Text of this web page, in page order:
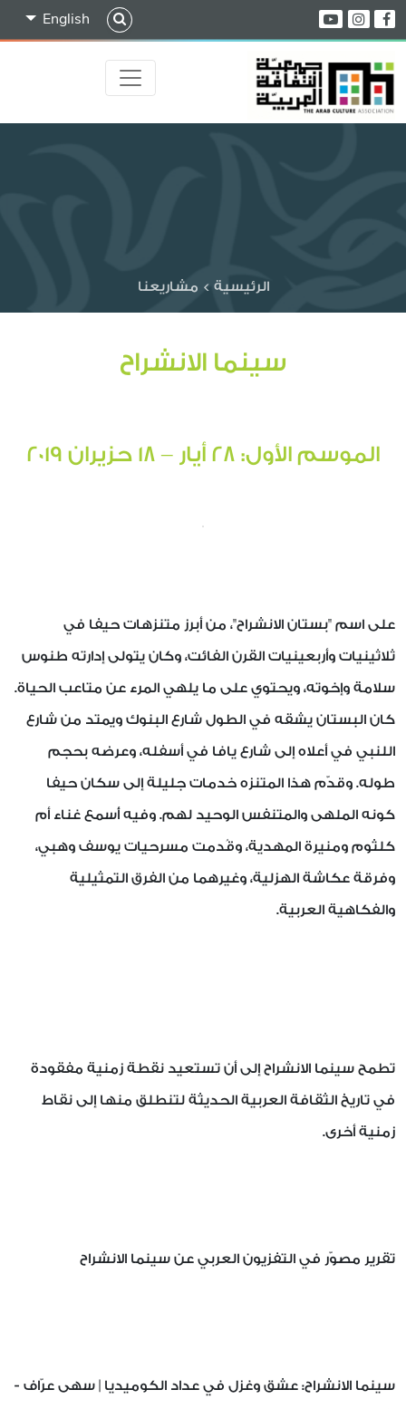
English
الرئيسية > مشاريعنا
سينما الانشراح
الموسم الأول: ٢٨ أيار – ١٨ حزيران ٢٠١٩
على اسم "بستان الانشراح"، من أبرز متنزهات حيفا في
ثلاثينيات وأربعينيات القرن الفائت، وكان يتولى إدارته طنوس
سلامة وإخوته، ويحتوي على ما يلهي المرء عن متاعب الحياة.
كان البستان يشقه في الطول شارع البنوك ويمتد من شارع
اللنبي في أعلاه إلى شارع يافا في أسفله، وعرضه بحجم
طوله. وقدّم هذا المتنزه خدمات جليلة إلى سكان حيفا
كونه الملهى والمتنفس الوحيد لهم. وفيه أُسمع غناء أم
كلثوم ومنيرة المهدية، وقُدمت مسرحيات يوسف وهبي،
وفرقة عكاشة الهزلية، وغيرهما من الفرق التمثيلية
والفكاهية العربية.
تطمح سينما الانشراح إلى أن تستعيد نقطة زمنية مفقودة
في تاريخ الثقافة العربية الحديثة لتنطلق منها إلى نقاط
زمنية أخرى.
تقرير مصوّر في التفزيون العربي عن سينما الانشراح
سينما الانشراح: عشق وغزل في عداد الكوميديا | سهى عرّاف -